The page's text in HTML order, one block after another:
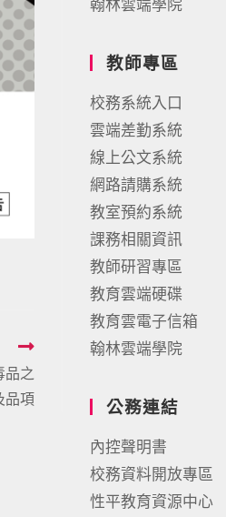
品之
品項
翰林雲端學院
教師專區
校務系統入口
雲端差勤系統
線上公文系統
網路請購系統
教室預約系統
課務相關資訊
教師研習專區
教育雲端硬碟
教育雲電子信箱
翰林雲端學院
公務連結
內控聲明書
校務資料開放專區
性平教育資源中心